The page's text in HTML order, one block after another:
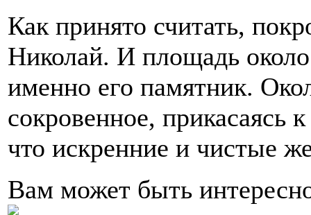
Как принято считать,
Николай. И площадь
именно его памятник.
сокровенное, прикасаясь
что искренние и чистые
Вам может быть